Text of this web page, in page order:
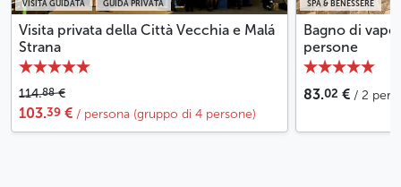
VISITA GUIDATA GUIDA PRIVATA
Visita privata della Città Vecchia e Malá
Strana
114.88€
103.39 € / persona (gruppo di 4 persone)
SPA & BENESSERE
Bagno di
persone
83.02 € / 2